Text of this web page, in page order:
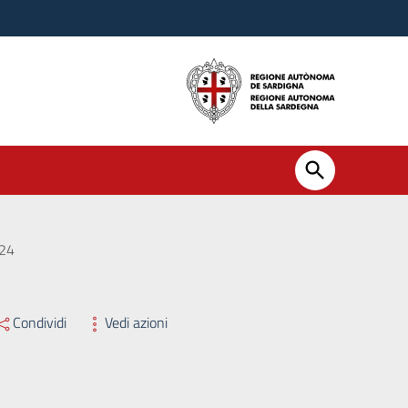
Condividi Vedi azioni